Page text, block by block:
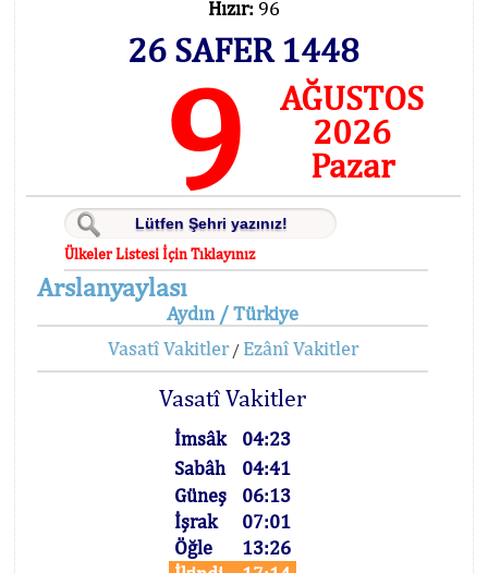
Hızır: 96
26 SAFER 1448
9
AĞUSTOS
2026
Pazar
Ülkeler Listesi İçin Tıklayınız
Arslanyaylası
Aydın / Türkiye
Vasatî Vakitler/ Ezânî Vakitler
Vasatî Vakitler
İmsâk
04:23
Sabâh
04:41
Güneş
06:13
İşrak
07:01
Öğle
13:26